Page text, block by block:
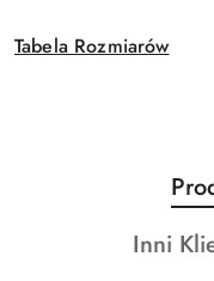
Tabela Rozmiarów
Pomiń karuzelę
o
Inni